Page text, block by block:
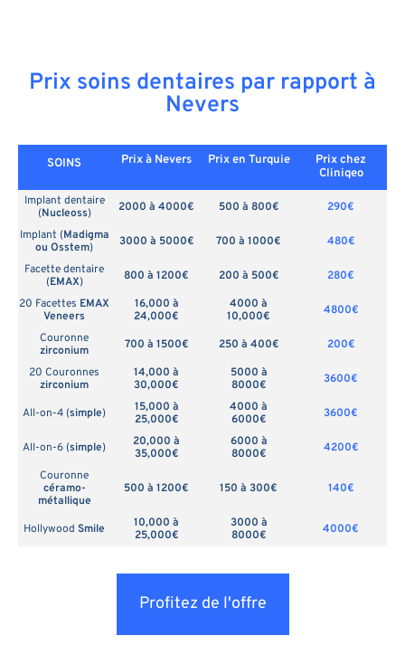
Prix soins dentaires par rapport à
Nevers
SOINS Prix à Nevers Prix en Turquie
Prix chez
Cliniqeo
Implant dentaire
(Nucleoss) 2000 à 4000€ 500 à 800€
290€
Implant (Madigma
ou Osstem) 3000 à 5000€ 700 à 1000€
480€
Facette dentaire
(EMAX) 800 à 1200€ 200 à 500€
280€
20 Facettes EMAX
Veneers
16,000 à
24,000€
4000 à
10,000€
4800€
Couronne
zirconium
700 à 1500€ 250 à 400€
200€
20 Couronnes
zirconium
14,000 à
30,000€
5000 à
8000€
3600€
All-on-4 (simple)
15,000 à
25,000€
4000 à
6000€
3600€
All-on-6 (simple)
20,000 à
35,000€
6000 à
8000€
4200€
Couronne
céramo-
métallique
500 à 1200€ 150 à 300€ 140€
Hollywood Smile
10,000 à
25,000€
3000 à
8000€
4000€
Profitez de l'offre